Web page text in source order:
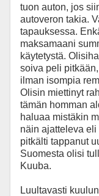
tuon auton, jos
autoveron takia.
tapauksessa.
maksamaani
käytetystä.
soiva peli
ilman isompia
Olisin miettinyt
tämän homman
haluaa mistäkin
näin ajatteleva
pitkälti tappanut
Suomesta olisi
Kuuba.
Luultavasti